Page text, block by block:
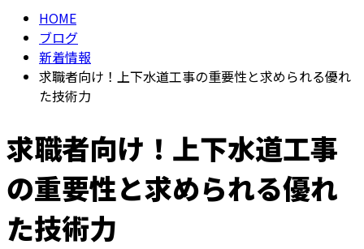
HOME
ブログ
新着情報
求職者向け！上下水道工事の重要性と求められる優れ
た技術力
求職者向け！上下水道工事
の重要性と求められる優れ
た技術力